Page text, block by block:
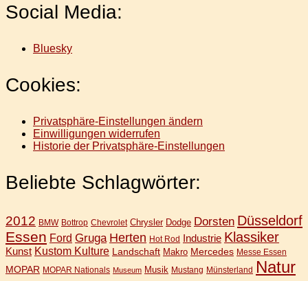
Social Media:
Bluesky
Cookies:
Privatsphäre-Einstellungen ändern
Einwilligungen widerrufen
Historie der Privatsphäre-Einstellungen
Beliebte Schlagwörter:
2012 BMW Bottrop Chevrolet Chrysler Dodge Dorsten Düsseldorf
Essen Ford Gruga Herten Hot Rod Industrie Klassiker
Kunst Kustom Kulture Landschaft Makro Mercedes Messe Essen
MOPAR MOPAR Nationals Museum Musik Mustang Münsterland Natur